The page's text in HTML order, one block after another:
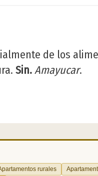
de los
Sin.Amayucar.